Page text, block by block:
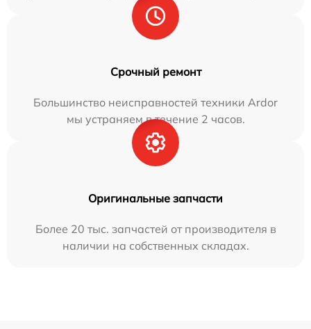
Срочный ремонт
Большинство неисправностей техники Ardor
мы устраняем в течение 2 часов.
Оригинальные запчасти
Более 20 тыс. запчастей от производителя в
наличии на собственных складах.